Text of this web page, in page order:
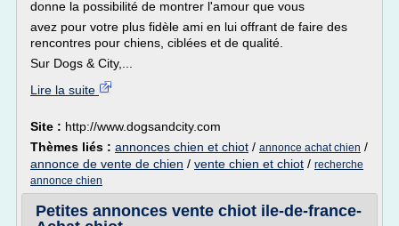
donne la possibilité de montrer l'amour que vous
avez pour votre plus fidèle ami en lui offrant de faire des
rencontres pour chiens, ciblées et de qualité.
Sur Dogs & City,...
Lire la suite
Site : http://www.dogsandcity.com
Thèmes liés : annonces chien et chiot / annonce achat chien /
annonce de vente de chien / vente chien et chiot / recherche
annonce chien
Petites annonces vente chiot ile-de-france-